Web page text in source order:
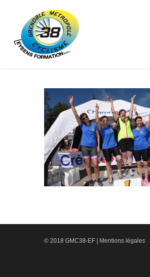
© 2018 GMC38-EF | Mentions légales